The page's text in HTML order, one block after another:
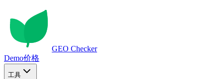
GEO Checker
Demo价格
工具